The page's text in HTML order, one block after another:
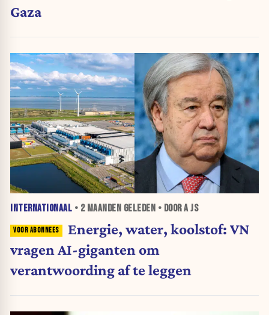
Gaza
INTERNATIONAAL • 2 MAANDEN GELEDEN • DOOR A JS
Energie, water, koolstof: VN
vragen AI-giganten om
verantwoording af te leggen